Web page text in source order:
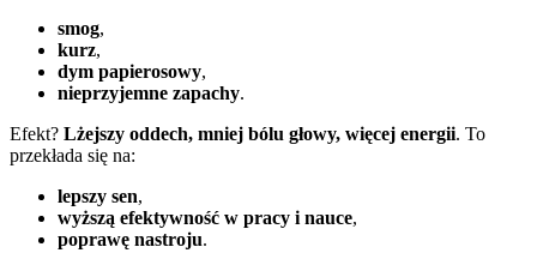
smog,
kurz,
dym papierosowy,
nieprzyjemne zapachy.
Efekt? Lżejszy oddech, mniej bólu głowy, więcej energii. To
przekłada się na:
lepszy sen,
wyższą efektywność w pracy i nauce,
poprawę nastroju.